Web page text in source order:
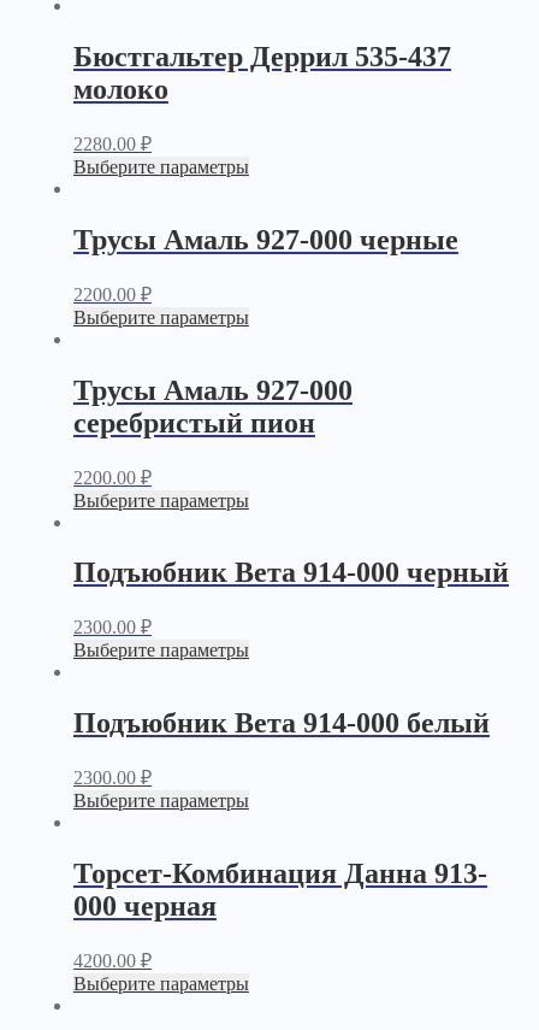
Бюстгальтер Деррил 535-437
молоко
2280.00 ₽
Выберите параметры
Трусы Амаль 927-000 черные
2200.00 ₽
Выберите параметры
Трусы Амаль 927-000
серебристый пион
2200.00 ₽
Выберите параметры
Подъюбник Вета 914-000 черный
2300.00 ₽
Выберите параметры
Подъюбник Вета 914-000 белый
2300.00 ₽
Выберите параметры
Торсет-Комбинация Данна 913-
000 черная
4200.00 ₽
Выберите параметры